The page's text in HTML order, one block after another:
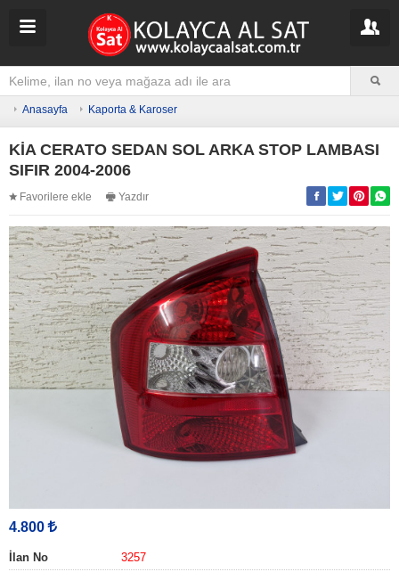
Anasayfa Kaporta & Karoser
KİA CERATO SEDAN SOL ARKA STOP LAMBASI
SIFIR 2004-2006
Favorilere ekle Yazdır
4.800
İlan No
3257